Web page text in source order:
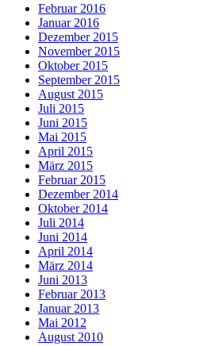
Februar 2016
Januar 2016
Dezember 2015
November 2015
Oktober 2015
September 2015
August 2015
Juli 2015
Juni 2015
Mai 2015
April 2015
März 2015
Februar 2015
Dezember 2014
Oktober 2014
Juli 2014
Juni 2014
April 2014
März 2014
Juni 2013
Februar 2013
Januar 2013
Mai 2012
August 2010